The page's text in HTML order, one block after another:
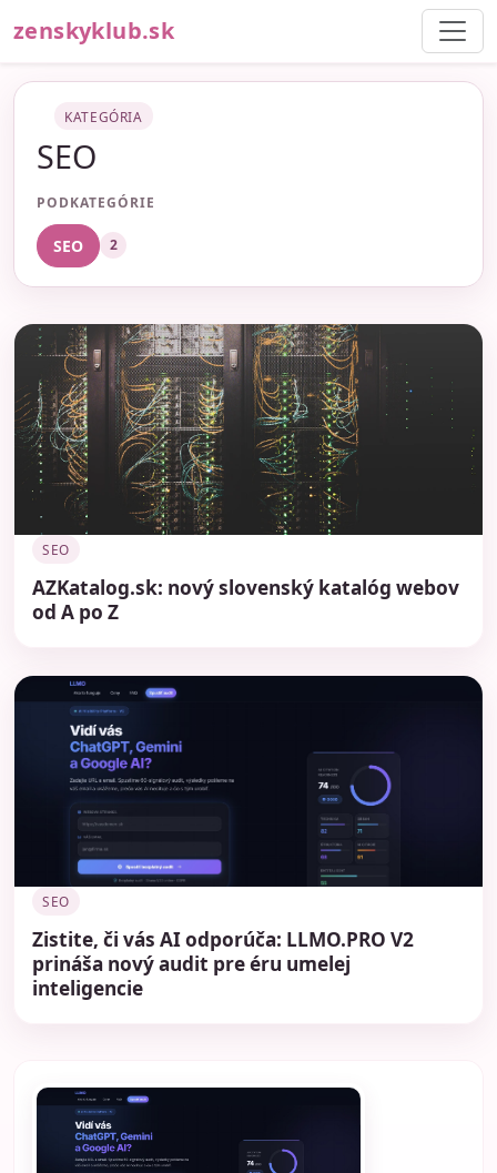
zenskyklub.sk
KATEGÓRIA
SEO
PODKATEGÓRIE
SEO 2
SEO
AZKatalog.sk: nový slovenský katalóg webov
od A po Z
SEO
Zistite, či vás AI odporúča: LLMO.PRO V2
prináša nový audit pre éru umelej
inteligencie